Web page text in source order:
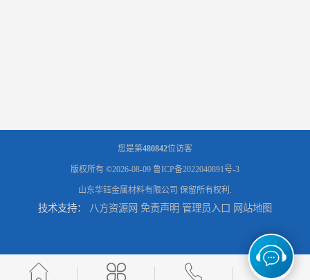
您是第480842位访客
版权所有 ©2026-08-09 鲁ICP备2022040891号-3
山东华钰金属材料有限公司 保留所有权利.
技术支持： 八方资源网 免责声明 管理员入口 网站地图